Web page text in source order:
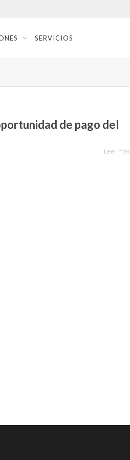
SERVICIOS
de pago del
Leer más